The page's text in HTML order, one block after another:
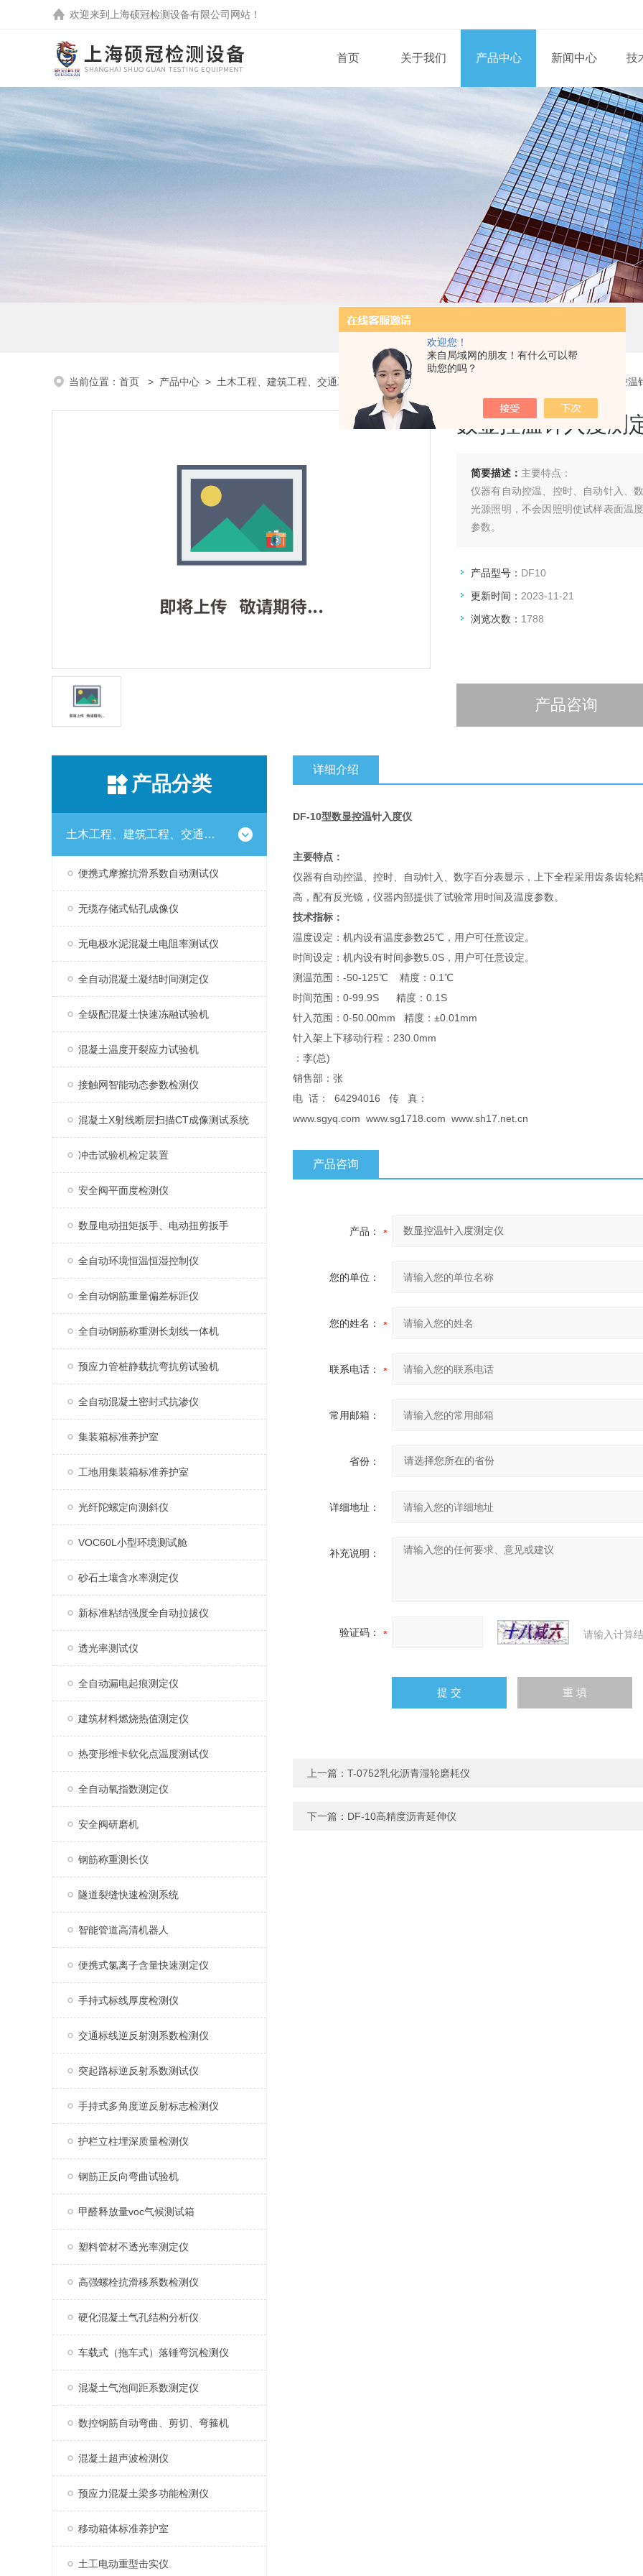
欢迎您！
来自局域网的朋友！有什么可以帮
助您的吗？
欢迎来到 上海硕冠检测设备有限公司 网站！
首页 关于我们 产品中心 新闻中心 技
当前位置： 首页 > 产品中心 > 土木工程、建筑工程、交通工程试验仪器设备系列 > DF10数显控温
数显控温针入度测
简要描述： 主要特点：
仪器有自动控温、控时、自动针入、
光源照明，不会因照明使试样表面温
参数。
产品型号： DF10
更新时间： 2023-11-21
浏览次数： 1788
产品咨询
产品分类
土木工程、建筑工程、交通工程试验仪器设备系列
便携式摩擦抗滑系数自动测试仪
无缆存储式钻孔成像仪
无电极水泥混凝土电阻率测试仪
全自动混凝土凝结时间测定仪
全级配混凝土快速冻融试验机
混凝土温度开裂应力试验机
接触网智能动态参数检测仪
混凝土X射线断层扫描CT成像测试系统
冲击试验机检定装置
安全阀平面度检测仪
数显电动扭矩扳手、电动扭剪扳手
全自动环境恒温恒湿控制仪
全自动钢筋重量偏差标距仪
全自动钢筋称重测长划线一体机
预应力管桩静载抗弯抗剪试验机
全自动混凝土密封式抗渗仪
集装箱标准养护室
工地用集装箱标准养护室
光纤陀螺定向测斜仪
VOC60L小型环境测试舱
砂石土壤含水率测定仪
新标准粘结强度全自动拉拔仪
透光率测试仪
全自动漏电起痕测定仪
建筑材料燃烧热值测定仪
热变形维卡软化点温度测试仪
全自动氧指数测定仪
安全阀研磨机
钢筋称重测长仪
隧道裂缝快速检测系统
智能管道高清机器人
便携式氯离子含量快速测定仪
手持式标线厚度检测仪
交通标线逆反射测系数检测仪
突起路标逆反射系数测试仪
手持式多角度逆反射标志检测仪
护栏立柱埋深质量检测仪
钢筋正反向弯曲试验机
甲醛释放量voc气候测试箱
塑料管材不透光率测定仪
高强螺栓抗滑移系数检测仪
硬化混凝土气孔结构分析仪
车载式（拖车式）落锤弯沉检测仪
混凝土气泡间距系数测定仪
数控钢筋自动弯曲、剪切、弯箍机
混凝土超声波检测仪
预应力混凝土梁多功能检测仪
移动箱体标准养护室
土工电动重型击实仪
详细介绍
DF-10型数显控温针入度仪
主要特点：
仪器有自动控温、控时、自动针入、数字百分表显示，上下全程采用齿条齿轮
高，配有反光镜，仪器内部提供了试验常用时间及温度参数。
技术指标：
温度设定：机内设有温度参数25℃，用户可任意设定。
时间设定：机内设有时间参数5.0S，用户可任意设定。
测温范围：-50-125℃ 精度：0.1℃
时间范围：0-99.9S 精度：0.1S
针入范围：0-50.00mm 精度：±0.01mm
针入架上下移动行程：230.0mm
：李(总)
销售部：张
电 话： 64294016 传 真：
www.sgyq.com www.sg1718.com www.sh17.net.cn
产品咨询
产品：
您的单位：
您的姓名：
联系电话：
常用邮箱：
省份：
详细地址：
补充说明：
验证码： 请输入计算
上一篇： T-0752乳化沥青湿轮磨耗仪
下一篇： DF-10高精度沥青延伸仪